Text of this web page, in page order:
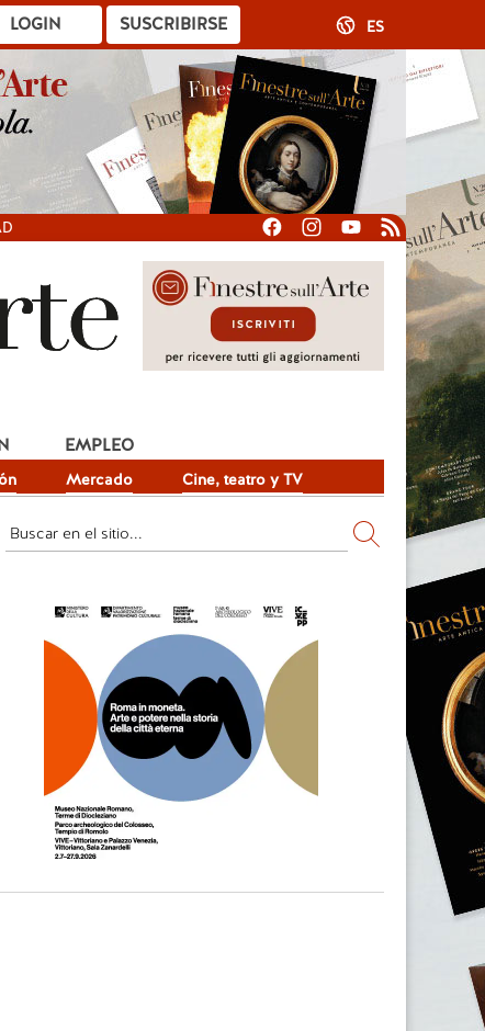
SUSCRIBIRSE
LOGIN ES
Mercado Cine, teatro y TV
EMPLEO